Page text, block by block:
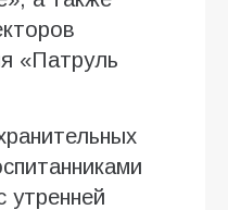
«Патруль
утренней